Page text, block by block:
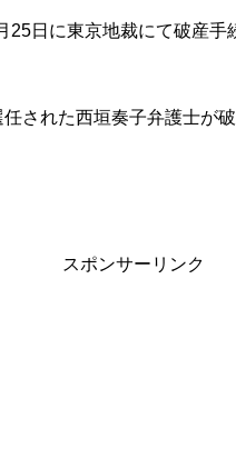
日に東京地裁にて破産手
された西垣奏子弁護士が
スポンサーリンク